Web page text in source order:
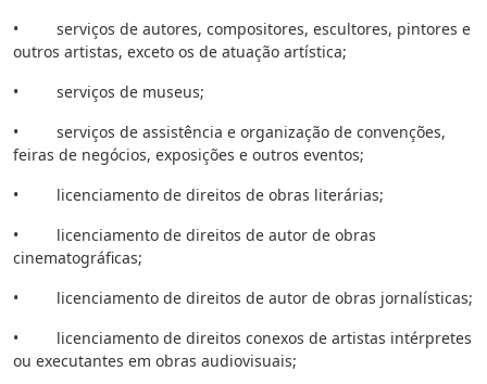
• serviços de autores, compositores, escultores, pintores e
outros artistas, exceto os de atuação artística;
• serviços de museus;
• serviços de assistência e organização de convenções,
feiras de negócios, exposições e outros eventos;
• licenciamento de direitos de obras literárias;
• licenciamento de direitos de autor de obras
cinematográficas;
• licenciamento de direitos de autor de obras jornalísticas;
• licenciamento de direitos conexos de artistas intérpretes
ou executantes em obras audiovisuais;